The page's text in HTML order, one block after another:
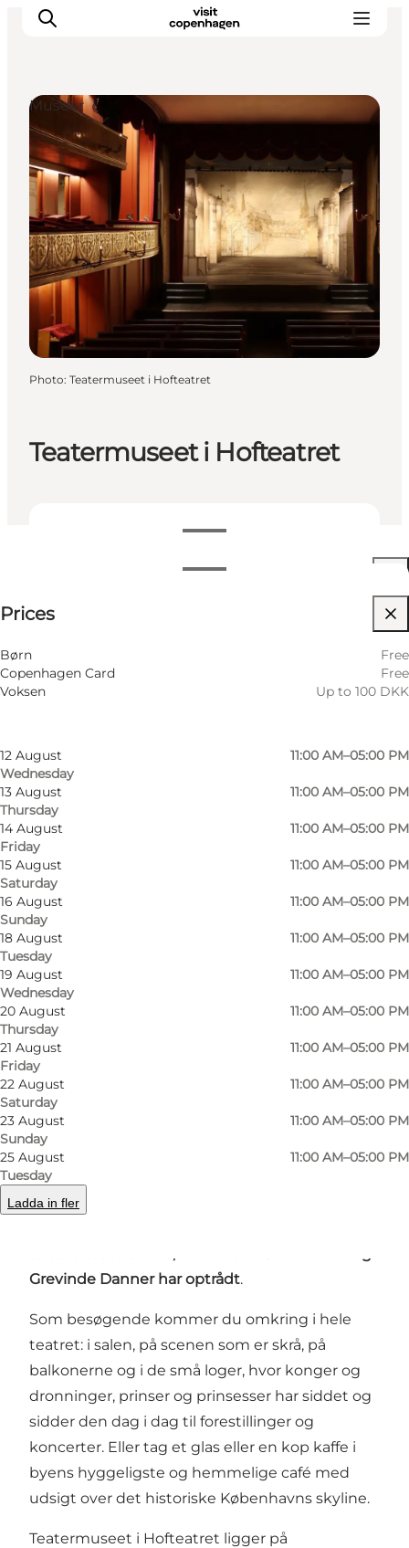
Aktiviteter
Mat och dryck
Planera din resa
Teatermuseet i Hofteatret
View opening hours
Filtrera efter månad
Saturday
9 August
Sunday
11:00 AM–05:00 PM
12 August
Wednesday
11:00 AM–05:00 PM
13 August
Thursday
11:00 AM–05:00 PM
14 August
Friday
11:00 AM–05:00 PM
15 August
Saturday
11:00 AM–05:00 PM
16 August
Sunday
11:00 AM–05:00 PM
18 August
Tuesday
11:00 AM–05:00 PM
19 August
Wednesday
11:00 AM–05:00 PM
20 August
Thursday
11:00 AM–05:00 PM
21 August
Friday
11:00 AM–05:00 PM
22 August
Saturday
11:00 AM–05:00 PM
23 August
Sunday
11:00 AM–05:00 PM
25 August
Tuesday
11:00 AM–05:00 PM
Ladda in fler
Prices
Børn
Free
Copenhagen Card
Free
Voksen
Up to 100 DKK
Museer
Photo: Teatermuseet i Hofteatret
Photo
Grevinde Danner har optrådt.
Som besøgende kommer du omkring i hele
teatret: i salen, på scenen som er skrå, på
balkonerne og i de små loger, hvor konger og
dronninger, prinser og prinsesser har siddet og
sidder den dag i dag til forestillinger og
koncerter. Eller tag et glas eller en kop kaffe i
byens hyggeligste og hemmelige café med
udsigt over det historiske Københavns skyline.
Teatermuseet i Hofteatret ligger på